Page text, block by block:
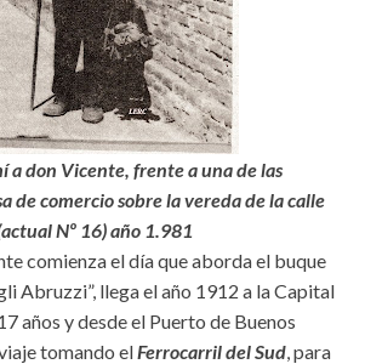
a don Vicente, frente a una de las
de comercio sobre la vereda de la calle
Nº 16) año 1.981
comienza el día que aborda el buque
Abruzzi”, llega el año 1912 a la Capital
años y desde el Puerto de Buenos
tomando el Ferrocarril del Sud , para